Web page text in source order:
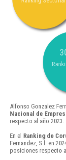
Alfonso Gonzalez
Nacional de
respecto al año 2023.
En el Ranking de
Fernandez, S.l. en
posiciones respecto